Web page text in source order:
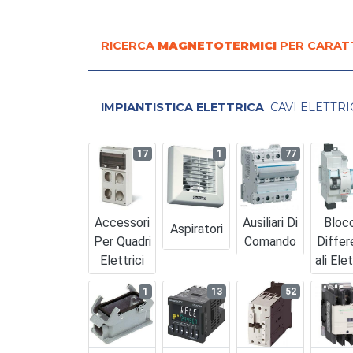
RICERCA MAGNETOTERMICI PER
IMPIANTISTICA ELETTRICA CAVI
Accessori
Per Quadri
Elettrici
17
Aspiratori
1
Ausiliari Di
Comando
77
Ali
1 13 52